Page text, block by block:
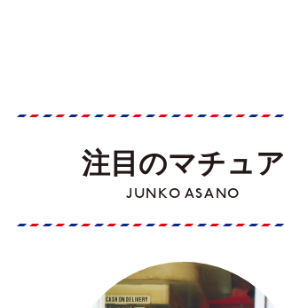
注目のマチュア
JUNKO ASANO